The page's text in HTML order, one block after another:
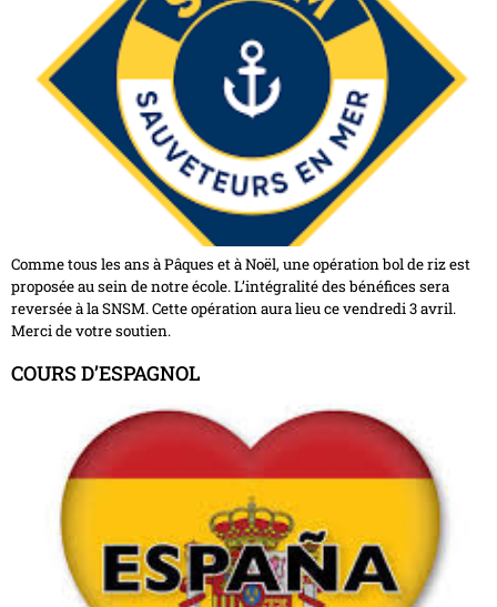
Comme tous les ans à Pâques et à Noël, une opération bol de riz est
proposée au sein de notre école. L’intégralité des bénéfices sera
reversée à la SNSM. Cette opération aura lieu ce vendredi 3 avril.
Merci de votre soutien.
COURS D’ESPAGNOL